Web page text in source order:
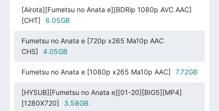
[Airota][Fumetsu no Anata e][BDRip 1080p AVC AAC]
[CHT]
6.05GB
Fumetsu no Anata e [720p x265 Ma10p AAC
CHS]
4.05GB
Fumetsu no Anata e [1080p x265 Ma10p AAC] 7.72GB
[HYSUB][Fumetsu no Anata e][01-20][BIG5][MP4]
[1280X720]
3.58GB